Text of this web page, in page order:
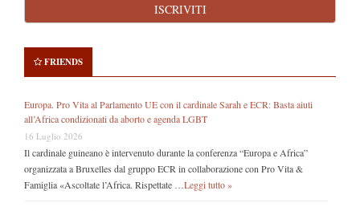
FRIENDS
Europa. Pro Vita al Parlamento UE con il cardinale Sarah e ECR: Basta aiuti
all’Africa condizionati da aborto e agenda LGBT
16 Luglio 2026
Il cardinale guineano è intervenuto durante la conferenza “Europa e Africa”
organizzata a Bruxelles dal gruppo ECR in collaborazione con Pro Vita &
Famiglia «Ascoltate l’Africa. Rispettate … Leggi tutto »